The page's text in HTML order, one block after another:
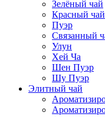
Зелёный чай
Красный чай
Пуэр
Связанный
Улун
Хей Ча
Шен Пуэр
Шу Пуэр
Элитный чай